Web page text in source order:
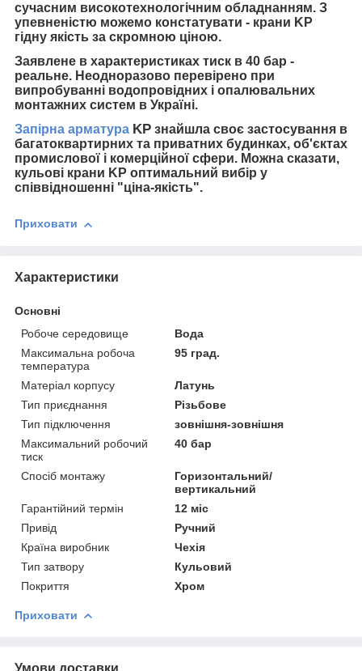
сучасним високотехнологічним обладнанням. З
упевненістю можемо констатувати - крани KP
гідну якість за скромною ціною.
Заявлене в характеристиках тиск в 40 бар -
реальне. Неодноразово перевірено при
випробуванні водопровідних і опалювальних
монтажних систем в Україні.
Запірна арматура KP знайшла своє застосування в
багатоквартирних та приватних будинках, об'єктах
промислової і комерційної сфери. Можна сказати,
кульові крани KP оптимальний вибір у
співвідношенні "ціна-якість".
Приховати
Характеристики
Основні
Робоче середовище
Вода
Максимальна робоча
температура
95 град.
Матеріал корпусу
Латунь
Тип приєднання
Різьбове
Тип підключення
зовнішня-зовнішня
Максимальний робочий
тиск
40 бар
Спосіб монтажу
Горизонтальний/
вертикальний
Гарантійний термін
12 міс
Привід
Ручний
Країна виробник
Чехія
Тип затвору
Кульовий
Покриття
Хром
Приховати
Умови доставки